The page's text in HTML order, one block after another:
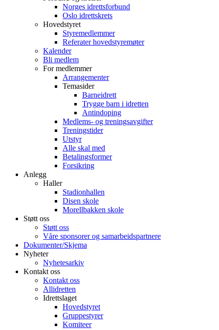
Norges idrettsforbund
Oslo idrettskrets
Hovedstyret
Styremedlemmer
Referater hovedstyremøter
Kalender
Bli medlem
For medlemmer
Arrangementer
Temasider
Barneidrett
Trygge barn i idretten
Antindoping
Medlems- og treningsavgifter
Treningstider
Utstyr
Alle skal med
Betalingsformer
Forsikring
Anlegg
Haller
Stadionhallen
Disen skole
Morellbakken skole
Støtt oss
Støtt oss
Våre sponsorer og samarbeidspartnere
Dokumenter/Skjema
Nyheter
Nyhetesarkiv
Kontakt oss
Kontakt oss
Allidretten
Idrettslaget
Hovedstyret
Gruppestyrer
Komiteer